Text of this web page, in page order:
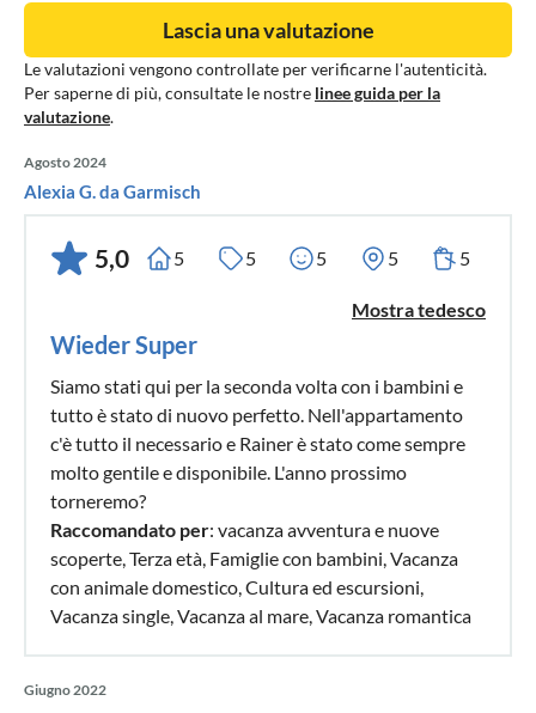
Le valutazioni vengono controllate per verificarne l'autenticità.
Per saperne di più, consultate le nostre linee guida per la
valutazione.
Lascia una valutazione
Agosto 2024
Alexia G. da Garmisch
5,0 5 5 5 5 5
Mostra tedesco
Wieder Super
Siamo stati qui per la seconda volta con i bambini e
tutto è stato di nuovo perfetto. Nell'appartamento
c'è tutto il necessario e Rainer è stato come sempre
molto gentile e disponibile. L'anno prossimo
torneremo?
Raccomandato per: vacanza avventura e nuove
scoperte, Terza età, Famiglie con bambini, Vacanza
con animale domestico, Cultura ed escursioni,
Vacanza single, Vacanza al mare, Vacanza romantica
Giugno 2022